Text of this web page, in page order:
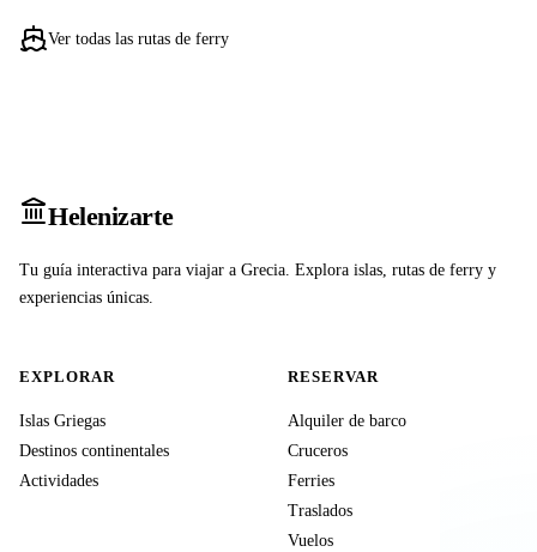
Ver todas las rutas de ferry
Helenizarte
Tu guía interactiva para viajar a Grecia. Explora islas, rutas de ferry y
experiencias únicas.
EXPLORAR
Islas Griegas
Destinos continentales
Actividades
RESERVAR
Alquiler de barco
Cruceros
Ferries
Traslados
Vuelos